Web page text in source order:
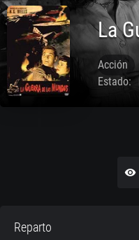
Acción
Estado:
remove_red_eye
Reparto